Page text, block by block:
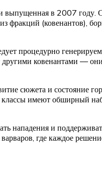
в 2007 году.
фракций (ковенантов),
процедурно
другими ковенантами —
сюжета и состояние
классы имеют обширный
нападения и
где каждое